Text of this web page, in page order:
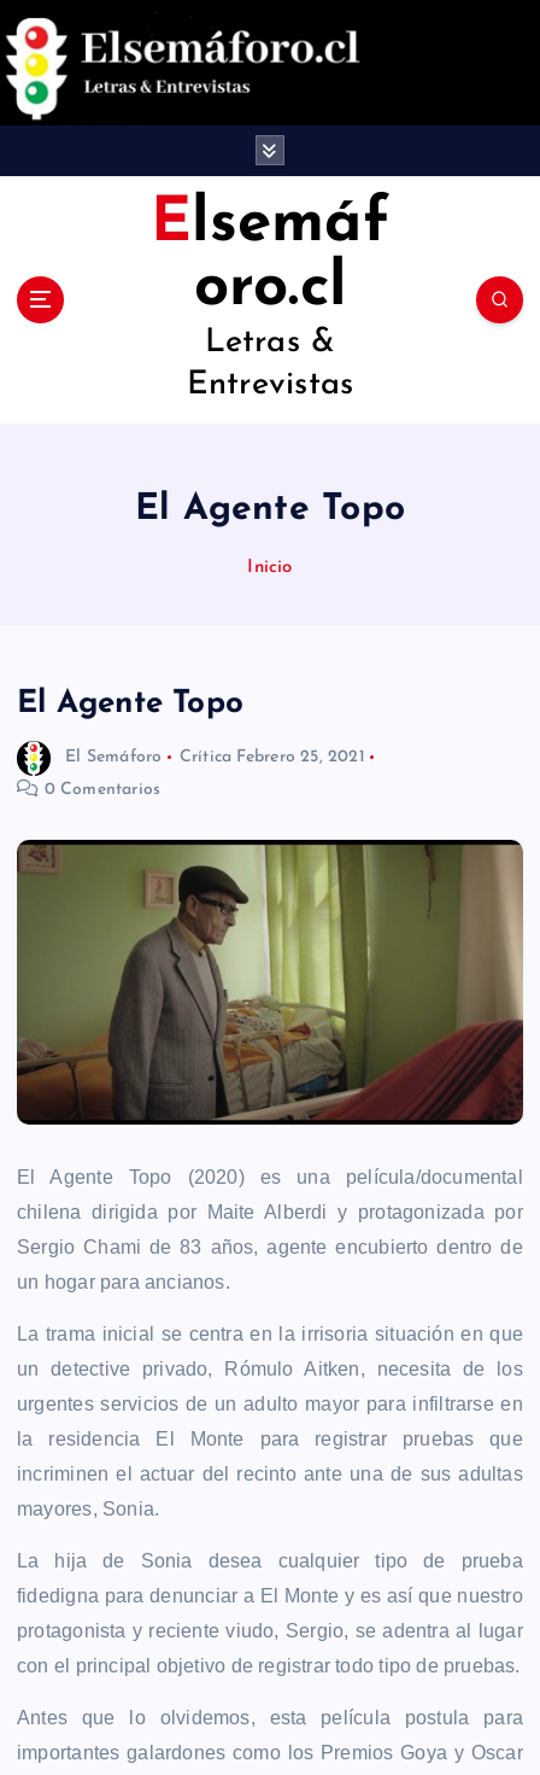
a
Elsemáf
oro.cl
Letras &
Entrevistas
El Agente Topo
Inicio
El Agente Topo
El Semáforo Crítica Febrero 25, 2021
0 Comentarios
El Agente Topo (2020) es una película/documental
chilena dirigida por Maite Alberdi y protagonizada por
Sergio Chami de 83 años, agente encubierto dentro de
un hogar para ancianos.
La trama inicial se centra en la irrisoria situación en que
un detective privado, Rómulo Aitken, necesita de los
urgentes servicios de un adulto mayor para infiltrarse en
la residencia El Monte para registrar pruebas que
incriminen el actuar del recinto ante una de sus adultas
mayores, Sonia.
La hija de Sonia desea cualquier tipo de prueba
fidedigna para denunciar a El Monte y es así que nuestro
protagonista y reciente viudo, Sergio, se adentra al lugar
con el principal objetivo de registrar todo tipo de pruebas.
Antes que lo olvidemos, esta película postula para
importantes galardones como los Premios Goya y Oscar